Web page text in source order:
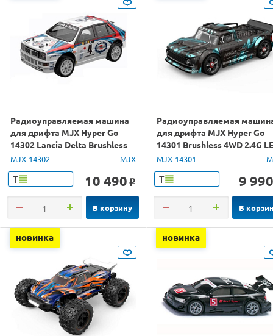
Радиоуправляемая машина
для дрифта MJX Hyper Go
14302 Lancia Delta Brushless
4WD 2.4G LED 1/14 RTR
MJX-14302 MJX
Т 10 490 o
В корзину
Радиоуправляемая
для дрифта MJX Hyper Go
14301 Brushless 4WD 2.4G
1/14 RTR
MJX-14301
Т 9 990
В
новинка новинка